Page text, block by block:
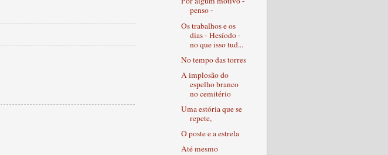
penso -
Os trabalhos e os
dias - Hesíodo -
no que isso tud...
No tempo das torres
A implosão do
espelho branco
no cemitério
Uma estória que se
repete,
O poste e a estrela
Até mesmo